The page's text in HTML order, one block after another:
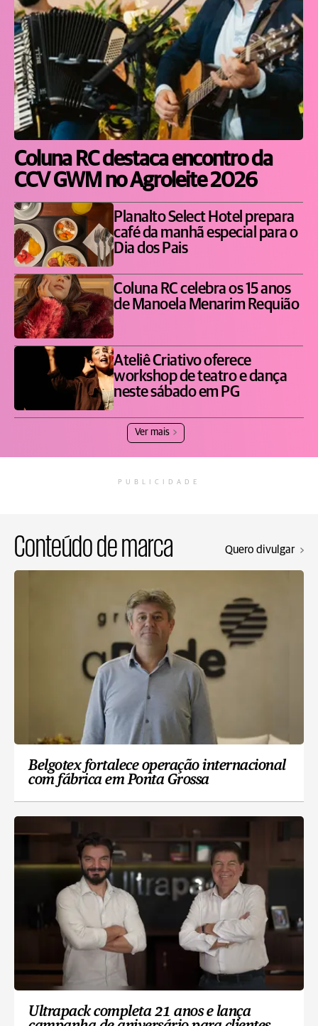
Coluna RC destaca encontro da
CCV GWM no Agroleite 2026
Planalto Select Hotel prepara
café da manhã especial para o
Dia dos Pais
Coluna RC celebra os 15 anos
de Manoela Menarim Requião
Ateliê Criativo oferece
workshop de teatro e dança
neste sábado em PG
Ver mais
PUBLICIDADE
Conteúdo de marca Quero divulgar
Belgotex fortalece operação internacional
com fábrica em Ponta Grossa
Ultrapack completa 21 anos e lança